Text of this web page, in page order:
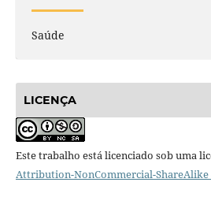
Saúde
LICENÇA
Este trabalho está licenciado sob uma
Attribution-NonCommercial-